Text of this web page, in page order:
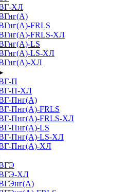
ХЛ
FRLS
FRLS-ХЛ
LS
LS-ХЛ
ХЛ
П
П-ХЛ
Пнг(А)
Пнг(А)-FRLS
Пнг(А)-FRLS-ХЛ
Пнг(А)-LS
Пнг(А)-LS-ХЛ
Пнг(А)-ХЛ
ХЛ